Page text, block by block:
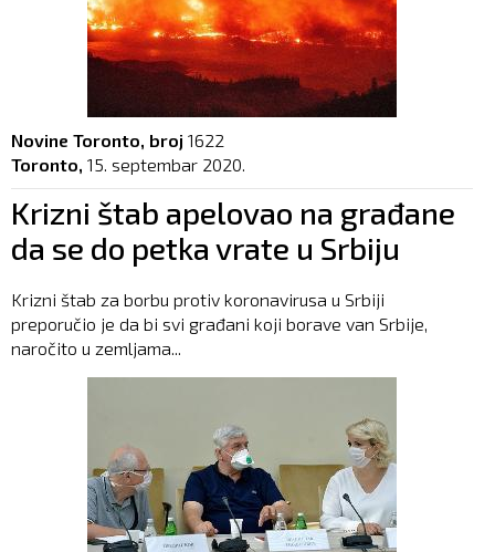
Novine Toronto, broj 1622
Toronto, 15. septembar 2020.
Krizni štab apelovao na građane
da se do petka vrate u Srbiju
Krizni štab za borbu protiv koronavirusa u Srbiji
preporučio je da bi svi građani koji borave van Srbije,
naročito u zemljama...